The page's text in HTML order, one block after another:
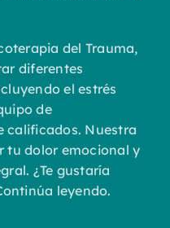
del Trauma,
diferentes
el estrés
de
calificados. Nuestra
tu dolor emocional y
¿Te gustaría
leyendo.